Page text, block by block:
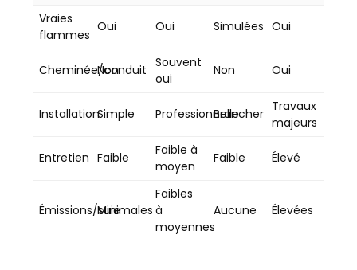
Vraies
flammes
Oui Oui Simulées Oui
Cheminée/conduit
Non
Souvent
oui
Non Oui
InstallationSimple ProfessionnelleBrancher Travaux
majeurs
Entretien Faible
Faible à
moyen
Faible Élevé
Émissions/suieMinimales
Faibles
à
moyennes
Aucune Élevées